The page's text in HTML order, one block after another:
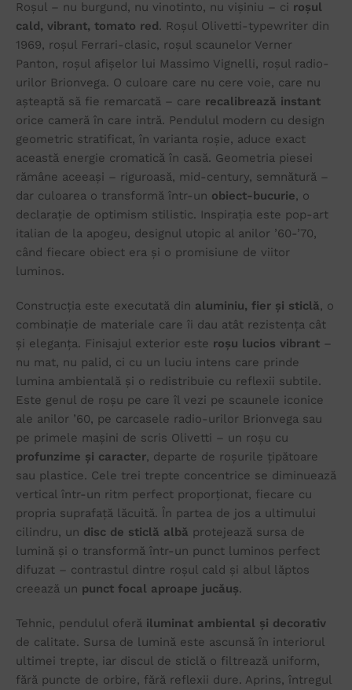
Roșul – nu burgund, nu vinotinto, nu vișiniu – ci roșul
cald, vibrant, tomato red. Roșul Olivetti-typewriter din
1969, roșul Ferrari-clasic, roșul scaunelor Verner
Panton, roșul afișelor lui Massimo Vignelli, roșul radio-
urilor Brionvega. O culoare care nu cere voie, care nu
așteaptă să fie remarcată – care recalibrează instant
orice cameră în care intră. Pendulul modern cu design
geometric stratificat, în varianta roșie, aduce exact
această energie cromatică în casă. Geometria piesei
rămâne aceeași – riguroasă, mid-century, semnătură –
dar culoarea o transformă într-un obiect-bucurie, o
declarație de optimism stilistic. Inspirația este pop-art
italian de la apogeu, designul utopic al anilor ’60-’70,
când fiecare obiect era și o promisiune de viitor
luminos.
Construcția este executată din aluminiu, fier și sticlă, o
combinație de materiale care îi dau atât rezistența cât
și eleganța. Finisajul exterior este roșu lucios vibrant –
nu mat, nu palid, ci cu un luciu intens care prinde
lumina ambientală și o redistribuie cu reflexii subtile.
Este genul de roșu pe care îl vezi pe scaunele iconice
ale anilor ’60, pe carcasele radio-urilor Brionvega sau
pe primele mașini de scris Olivetti – un roșu cu
profunzime și caracter, departe de roșurile țipătoare
sau plastice. Cele trei trepte concentrice se diminuează
vertical într-un ritm perfect proporționat, fiecare cu
propria suprafață lăcuită. În partea de jos a ultimului
cilindru, un disc de sticlă albă protejează sursa de
lumină și o transformă într-un punct luminos perfect
difuzat – contrastul dintre roșul cald și albul lăptos
creează un punct focal aproape jucăuș.
Tehnic, pendulul oferă iluminat ambiental și decorativ
de calitate. Sursa de lumină este ascunsă în interiorul
ultimei trepte, iar discul de sticlă o filtrează uniform,
fără puncte de orbire, fără reflexii dure. Aprins, întregul